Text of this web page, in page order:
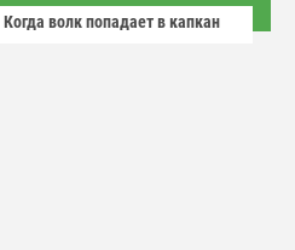
Когда волк попадает в капкан